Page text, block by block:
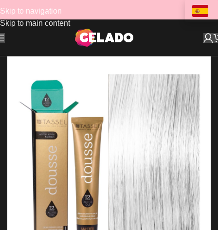
Skip to navigation
Skip to main content